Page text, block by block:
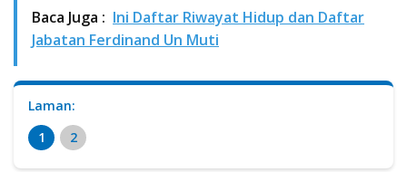
Baca Juga : Ini Daftar Riwayat Hidup dan Daftar
Jabatan Ferdinand Un Muti
Laman:
1
2